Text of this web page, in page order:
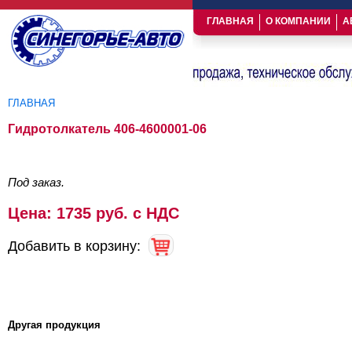
ГЛАВНАЯ О КОМПАНИИ
ГЛАВНАЯ
Гидротолкатель 406-4600001-06
Под заказ.
Цена: 1735 руб. с НДС
Добавить в корзину:
Другая продукция